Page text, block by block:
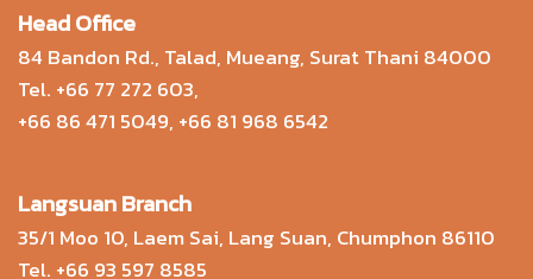
Head Office
84 Bandon Rd., Talad, Mueang, Surat Thani 84000
Tel. +66 77 272 603,
+66 86 471 5049, +66 81 968 6542
Langsuan Branch
35/1 Moo 10, Laem Sai, Lang Suan, Chumphon 86110
Tel. +66 93 597 8585